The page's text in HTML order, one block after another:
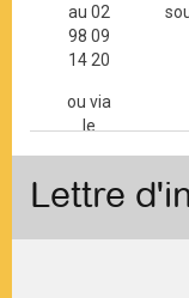
au 02
98 09
14 20
ou via
le
contact
Lettre